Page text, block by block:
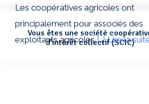
Les coopératives agricoles ont
principalement pour associés des
exploitants agricoles[…] Lire la
Vous êtes une société
d’intérêt collectif (SCIC)